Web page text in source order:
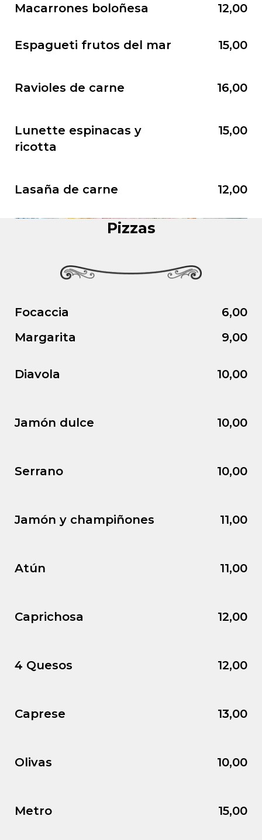
Macarrones boloñesa 12,00
Espagueti frutos del mar 15,00
Ravioles de carne 16,00
Lunette espinacas y
ricotta
15,00
Lasaña de carne 12,00
Pizzas
Focaccia
6,00
Margarita
9,00
Diavola 10,00
Jamón dulce 10,00
Serrano 10,00
Jamón y champiñones 11,00
Atún 11,00
Caprichosa 12,00
4 Quesos 12,00
Caprese 13,00
Olivas 10,00
Metro 15,00